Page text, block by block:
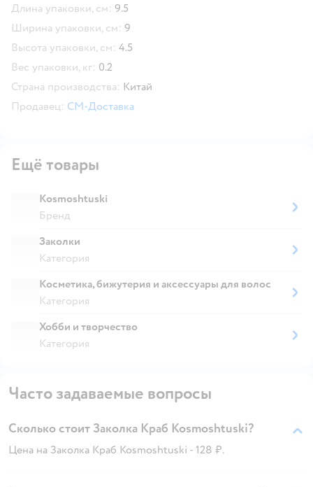
Длина упаковки, см: 9.5
Ширина упаковки, см: 9
Высота упаковки, см: 4.5
Вес упаковки, кг: 0.2
Страна производства: Китай
Продавец: СМ-Доставка
Ещё товары
Kosmoshtuski
Бренд
Заколки
Категория
Косметика, бижутерия и аксессуары для волос
Категория
Хобби и творчество
Категория
Часто задаваемые вопросы
Сколько стоит Заколка Краб Kosmoshtuski?
Цена на Заколка Краб Kosmoshtuski - 128 ₽.